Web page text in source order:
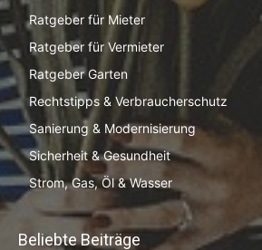
Ratgeber für Mieter
Ratgeber für Vermieter
Ratgeber Garten
Rechtstipps & Verbraucherschutz
Sanierung & Modernisierung
Sicherheit & Gesundheit
Strom, Gas, Öl & Wasser
Beliebte Beiträge